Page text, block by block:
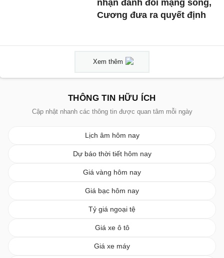
nhận đánh đổi mạng sống,
Cương đưa ra quyết định
Xem thêm
THÔNG TIN HỮU ÍCH
Cập nhật nhanh các thông tin được quan tâm mỗi ngày
Lịch âm hôm nay
Dự báo thời tiết hôm nay
Giá vàng hôm nay
Giá bạc hôm nay
Tỷ giá ngoại tệ
Giá xe ô tô
Giá xe máy